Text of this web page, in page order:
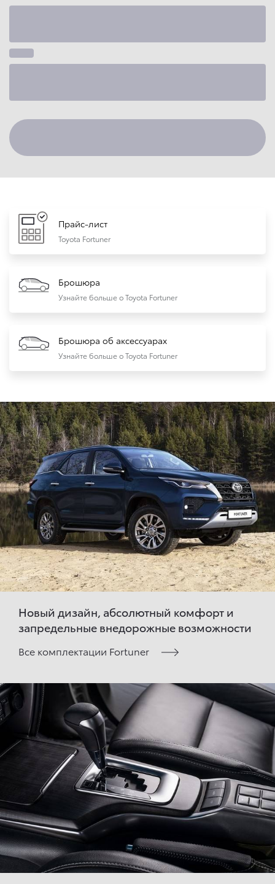
Прайс-лист
Toyota Fortuner
Брошюра
Узнайте больше о Toyota Fortuner
Брошюра об аксессуарах
Узнайте больше о Toyota Fortuner
Новый дизайн, абсолютный комфорт и
запредельные внедорожные возможности
Все комплектации Fortuner